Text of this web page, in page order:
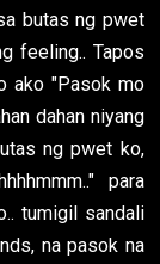
butas ng pwet
feeling.. Tapos
ako "Pasok mo
dahan niyang
ng pwet ko,
para
tumigil sandali
na pasok na